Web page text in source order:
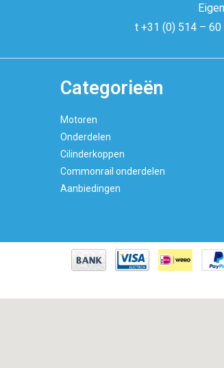
t +31 (0) 514 –
Categorieën
Motoren
Onderdelen
Cilinderkoppen
Commonrail onderdelen
Aanbiedingen